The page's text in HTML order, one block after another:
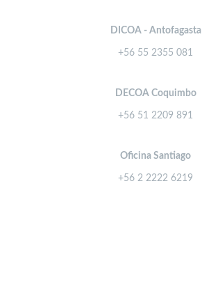
DICOA - Antofagasta
+56 55 2355 081
DECOA Coquimbo
+56 51 2209 891
Oficina Santiago
+56 2 2222 6219